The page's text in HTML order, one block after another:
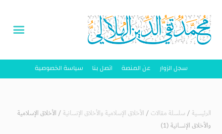
سجل الزوار عن المنصة اتصل بنا سياسة الخصوصية
الرئيسية/ سلسلة مقالات / الأخلاق الإسلامية والأخلاق الإنسانية/ الأخلاق الإسلامية
والأخلاق الإنسانية (1)